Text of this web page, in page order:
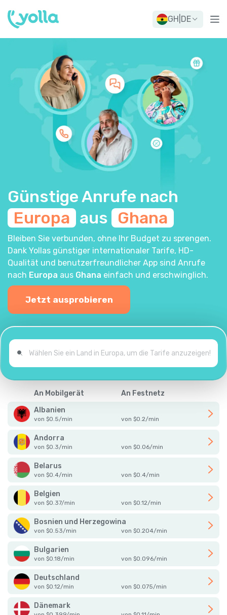
GH DE
Günstige Anrufe nach
Europa aus Ghana
Bleiben Sie verbunden, ohne Ihr Budget zu sprengen.
Dank Yollas günstiger internationaler Tarife, HD-
Qualität und benutzerfreundlicher App sind Anrufe
nach Europa aus Ghana einfach und erschwinglich.
Jetzt ausprobieren
An Mobilgerät
An Festnetz
Albanien
von $0.5/min von $0.2/min
Andorra
von $0.3/min von $0.06/min
Belarus
von $0.4/min von $0.4/min
Belgien
von $0.37/min von $0.12/min
Bosnien und Herzegowina
von $0.53/min von $0.204/min
Bulgarien
von $0.18/min von $0.096/min
Deutschland
von $0.12/min von $0.075/min
Dänemark